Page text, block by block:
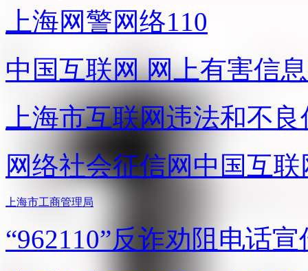
上海网警网络110
中国互联网 网上有害信
上海市互联网违法和不
网络社会征信网 中国互
上海市工商管理局
“962110”反诈劝阻电话宣